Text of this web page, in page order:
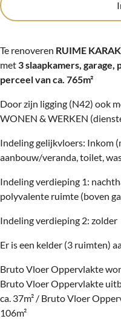
Te renoveren RUIME
met 3 slaapkamers,
perceel van ca. 765m²
Door zijn ligging (N42) ook
WONEN & WERKEN
Indeling gelijkvloers: Inkom
aanbouw/veranda, toilet,
Indeling verdieping 1:
polyvalente ruimte (boven
Indeling verdieping 2: zolder
Er is een kelder (3 ruimten)
Bruto Vloer Oppervlakte
Bruto Vloer Oppervlakte
ca. 37m² / Bruto Vloer
106m²